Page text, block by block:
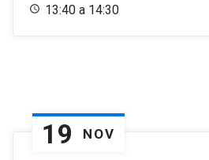
13:40 a 14:30
19 NOV